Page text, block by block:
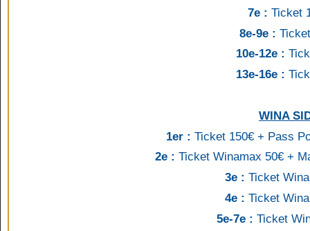
7e : Ticket
8e-9e : Ticket
10e-12e :
13e-16e :
WINA
1er : Ticket 150€ + Pass
2e : Ticket Winamax 50€ +
3e : Ticket
4e : Ticket
5e-7e : Ticket